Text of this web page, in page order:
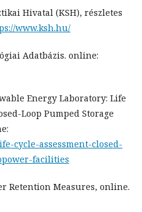
Hivatal (KSH), részletes
www.ksh.hu/
Adatbázis. online:
Energy Laboratory: Life
Loop Pumped Storage
cycle-assessment-closed-
facilities
Retention Measures, online.